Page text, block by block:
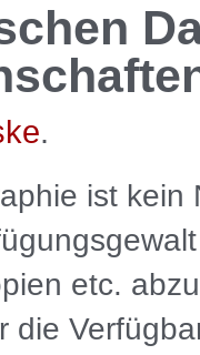
.
ist kein
etc.
die